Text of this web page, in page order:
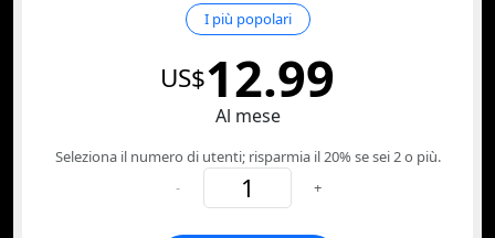
I più popolari
US$12.99
Al mese
Seleziona il numero di utenti; risparmia il 20% se sei 2 o più.
-
+